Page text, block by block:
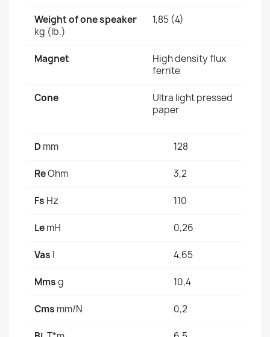
Weight of one speaker
kg (lb.)
1,85 (4)
Magnet
High density flux
ferrite
Cone
Ultra light pressed
paper
Dmm 128
ReOhm 3,2
Fs Hz 110
LemH 0,26
Vas I 4,65
Mmsg 10,4
Cms mm/N 0,2